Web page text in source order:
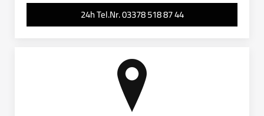
24h Tel.Nr. 03378 518 87 44